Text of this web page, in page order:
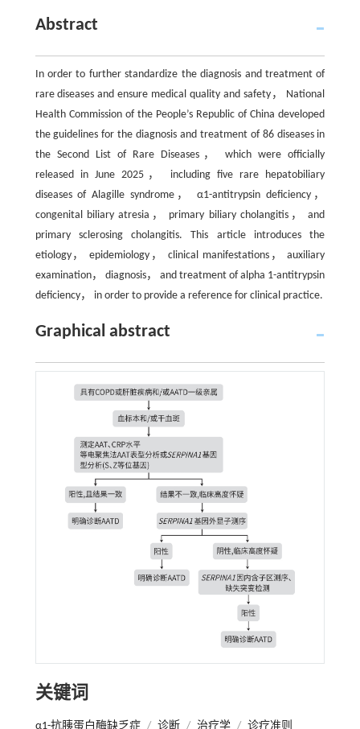
Abstract
In order to further standardize the diagnosis and treatment of
rare diseases and ensure medical quality and safety， National
Health Commission of the People’s Republic of China developed
the guidelines for the diagnosis and treatment of 86 diseases in
the Second List of Rare Diseases， which were officially
released in June 2025， including five rare hepatobiliary
diseases of Alagille syndrome， α1-antitrypsin deficiency，
congenital biliary atresia， primary biliary cholangitis， and
primary sclerosing cholangitis. This article introduces the
etiology， epidemiology， clinical manifestations， auxiliary
examination， diagnosis， and treatment of alpha 1-antitrypsin
deficiency， in order to provide a reference for clinical practice.
Graphical abstract
关键词
α1-抗胰蛋白酶缺乏症 / 诊断 / 治疗学 / 诊疗准则